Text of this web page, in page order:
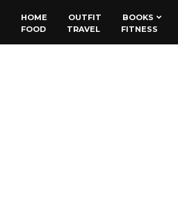
HOME OUTFIT BOOKS
FOOD
TRAVEL FITNESS